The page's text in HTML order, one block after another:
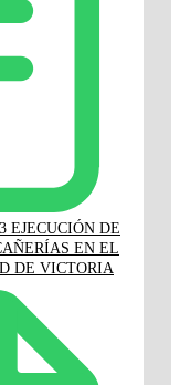
EJECUCIÓN DE
EN EL
DE VICTORIA